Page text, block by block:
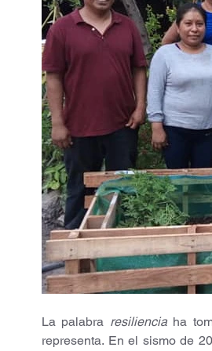
La palabra resiliencia ha
representa. En el sismo de